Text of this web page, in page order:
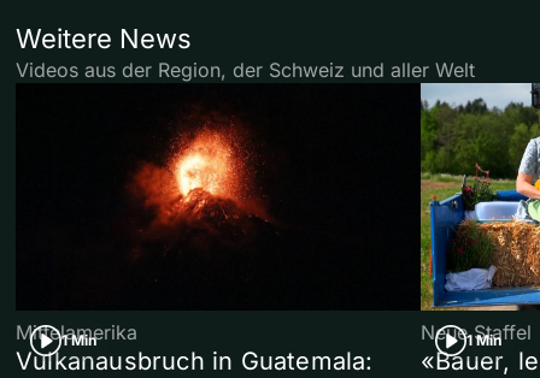
Weitere News
Videos aus der Region, der Schweiz und aller Welt
1 Min
Mittelamerika
Vulkanausbruch in Guatemala:
1 Min
Neue Staffel
«Bauer,